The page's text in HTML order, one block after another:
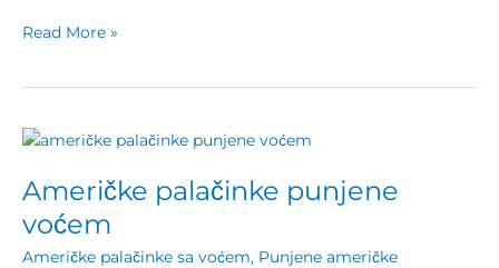
Read More »
Američke palačinke punjene
voćem
Američke palačinke sa voćem, Punjene američke
Američke
punjene
voćem